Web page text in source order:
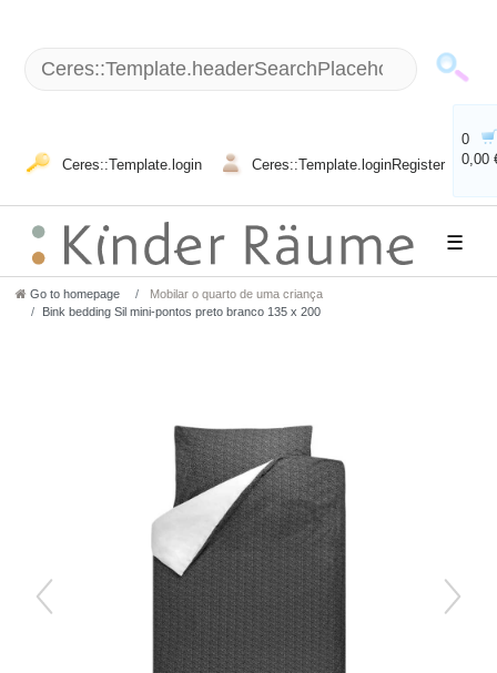
Ceres::Template.login Ceres::Template.loginRegister
0
0,00
☰
Go to homepage
Mobilar o quarto de uma criança
Bink bedding Sil mini-pontos preto branco 135 x 200